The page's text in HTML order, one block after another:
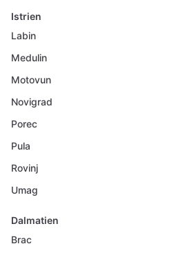
Istrien
Labin
Medulin
Motovun
Novigrad
Porec
Pula
Rovinj
Umag
Dalmatien
Brac